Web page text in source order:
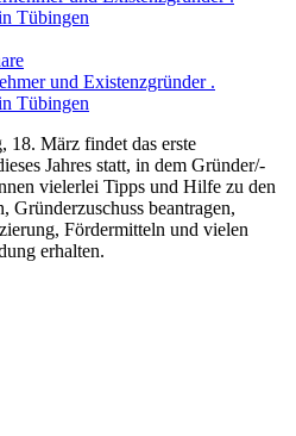
und Existenzgründer .
Tübingen
18. März findet das erste
Jahres statt, in dem Gründer/-
vielerlei Tipps und Hilfe zu den
Gründerzuschuss beantragen,
Fördermitteln und vielen
erhalten.